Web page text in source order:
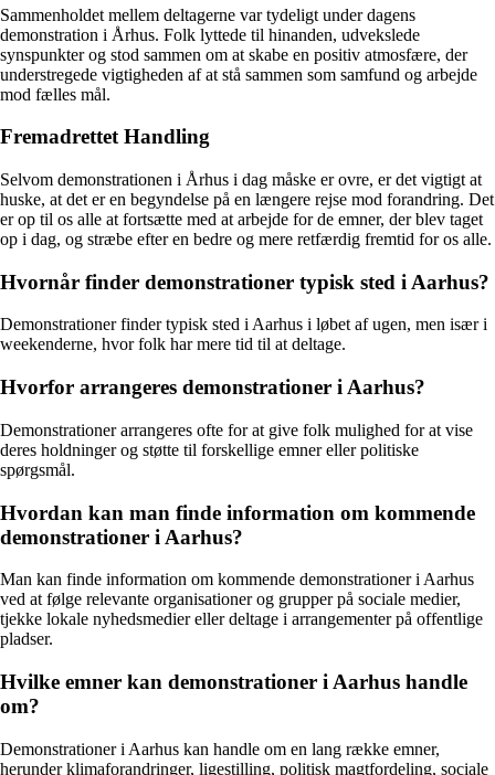
Sammenholdet mellem deltagerne var tydeligt under dagens
demonstration i Århus. Folk lyttede til hinanden, udvekslede
synspunkter og stod sammen om at skabe en positiv atmosfære, der
understregede vigtigheden af at stå sammen som samfund og arbejde
mod fælles mål.
Fremadrettet Handling
Selvom demonstrationen i Århus i dag måske er ovre, er det vigtigt at
huske, at det er en begyndelse på en længere rejse mod forandring. Det
er op til os alle at fortsætte med at arbejde for de emner, der blev taget
op i dag, og stræbe efter en bedre og mere retfærdig fremtid for os alle.
Hvornår finder demonstrationer typisk sted i Aarhus?
Demonstrationer finder typisk sted i Aarhus i løbet af ugen, men især i
weekenderne, hvor folk har mere tid til at deltage.
Hvorfor arrangeres demonstrationer i Aarhus?
Demonstrationer arrangeres ofte for at give folk mulighed for at vise
deres holdninger og støtte til forskellige emner eller politiske
spørgsmål.
Hvordan kan man finde information om kommende
demonstrationer i Aarhus?
Man kan finde information om kommende demonstrationer i Aarhus
ved at følge relevante organisationer og grupper på sociale medier,
tjekke lokale nyhedsmedier eller deltage i arrangementer på offentlige
pladser.
Hvilke emner kan demonstrationer i Aarhus handle
om?
Demonstrationer i Aarhus kan handle om en lang række emner,
herunder klimaforandringer, ligestilling, politisk magtfordeling, sociale